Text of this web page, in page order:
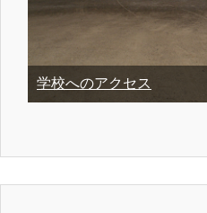
学校へのアクセス